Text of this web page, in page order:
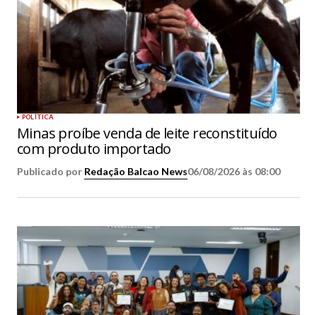
POLÍTICA
Minas proíbe venda de leite reconstituído
com produto importado
Publicado por Redação Balcao News06/08/2026 às 08:00